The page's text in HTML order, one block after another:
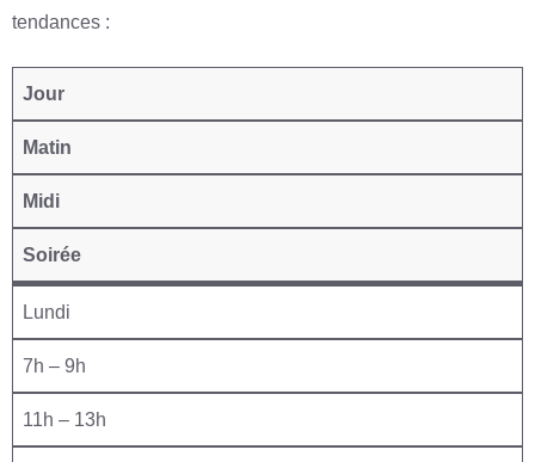
tendances :
Jour
Matin
Midi
Soirée
Lundi
7h – 9h
11h – 13h